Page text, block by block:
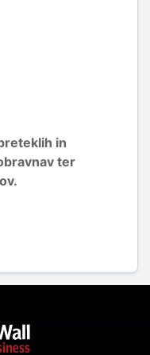
in
ter